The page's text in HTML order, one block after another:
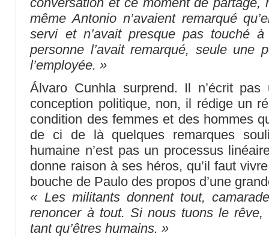
même Antonio n’avaient remarqué
servi et n’avait presque pas touché
personne l’avait remarqué, seule une
l’employée. »
Álvaro Cunhla surprend. Il n’écrit
conception politique, non, il rédige un
condition des femmes et des hommes
de ci de là quelques remarques
humaine n’est pas un processus
donne raison à ses héros, qu’il faut
bouche de Paulo des propos d’une
« Les militants donnent tout,
renoncer à tout. Si nous tuons le
tant qu’êtres humains. »